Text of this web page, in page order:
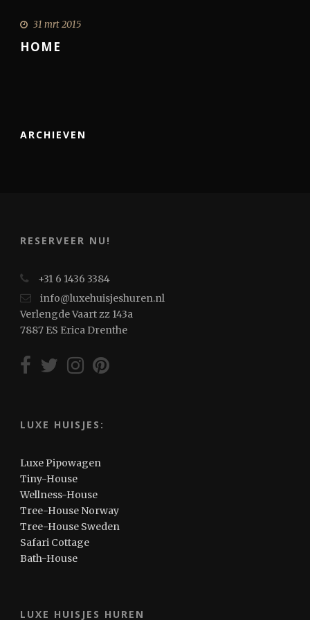
31 mrt 2015
HOME
ARCHIEVEN
RESERVEER NU!
+31 6 1436 3384
info@luxehuisjeshuren.nl
Verlengde Vaart zz 143a
7887 ES Erica Drenthe
LUXE HUISJES:
Luxe Pipowagen
Tiny-House
Wellness-House
Tree-House Norway
Tree-House Sweden
Safari Cottage
Bath-House
LUXE HUISJES HUREN